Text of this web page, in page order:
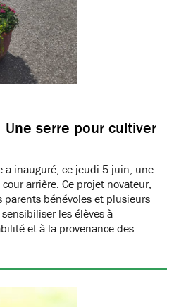
serre pour cultiver
a inauguré, ce jeudi 5 juin, une
arrière. Ce projet novateur,
parents bénévoles et plusieurs
les élèves à
et à la provenance des